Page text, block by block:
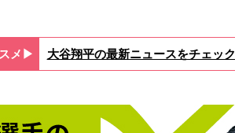
メ▶︎ 大谷翔平の最新ニュースをチェック